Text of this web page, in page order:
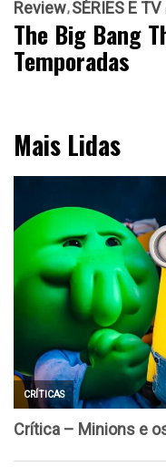
Review SÉRIES E TV
The Big Bang
Temporadas
Mais Lidas